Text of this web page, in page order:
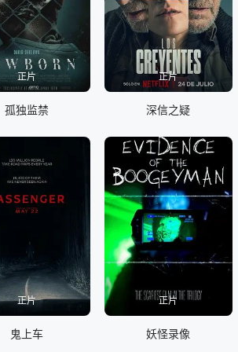
正片
孤独监禁
正片
深信之疑
正片
鬼上车
正片
妖怪录像